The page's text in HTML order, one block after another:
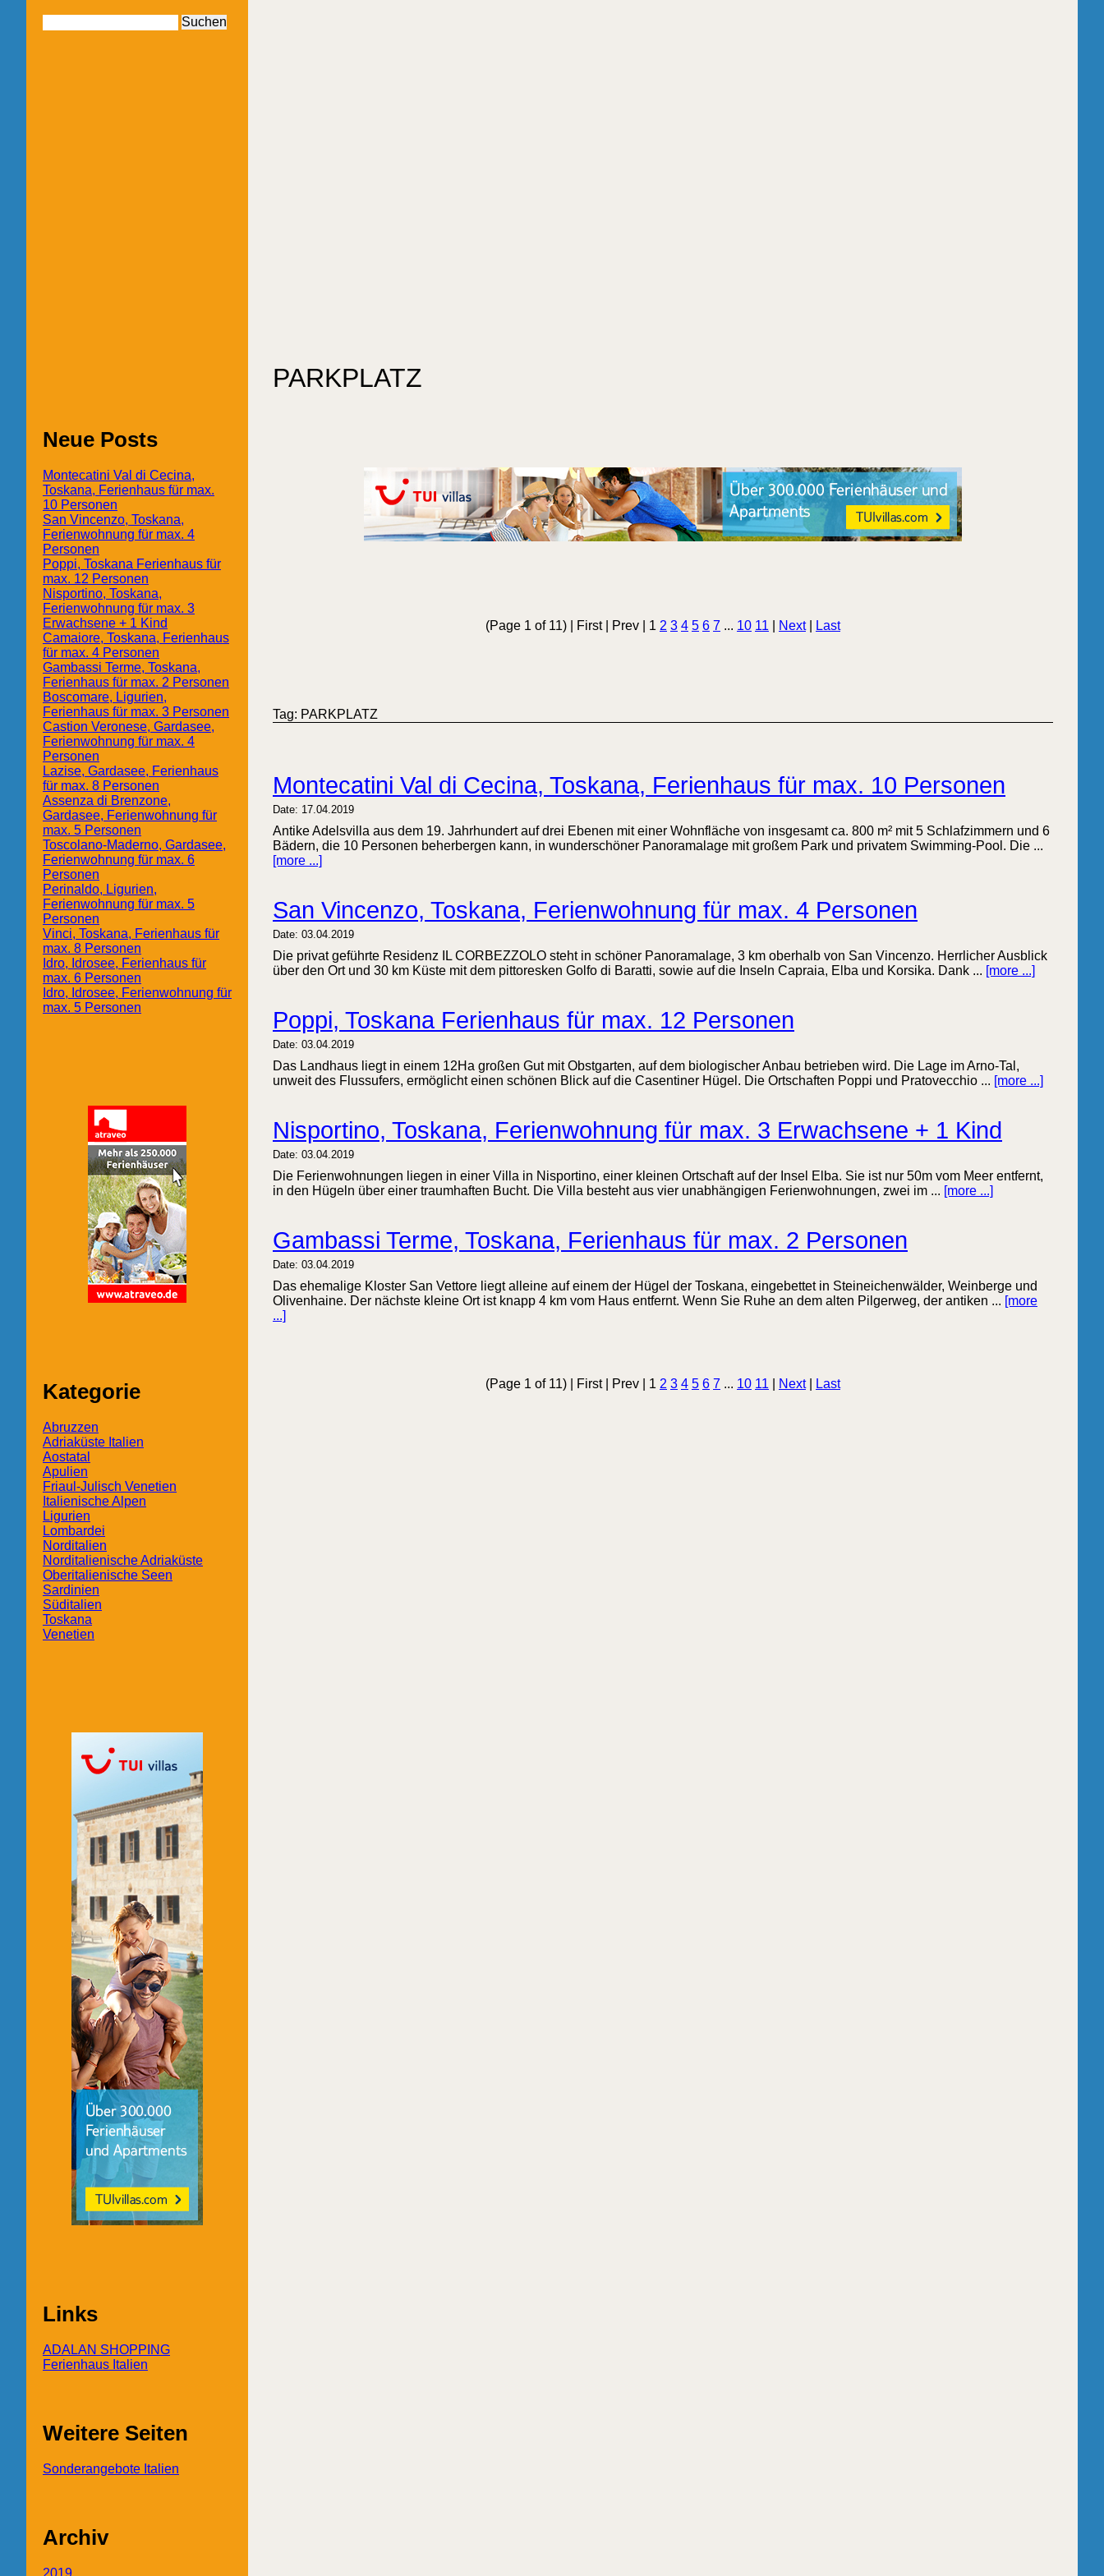
PARKPLATZ
(Page 1 of 11) | First | Prev | 1 2 3 4 5 6 7 ... 10 11 Next| Last
Tag: PARKPLATZ
Montecatini Val di Cecina, Toskana, Ferienhaus für max. 10 Personen
Date: 17.04.2019
Antike Adelsvilla aus dem 19. Jahrhundert auf drei Ebenen mit einer Wohnfläche von insgesamt ca. 800 m² mit 5 Schlafzimmern und 6
Bädern, die 10 Personen beherbergen kann, in wunderschöner Panoramalage mit großem Park und privatem Swimming-Pool. Die ...
[more ...]
San Vincenzo, Toskana, Ferienwohnung für max. 4 Personen
Date: 03.04.2019
Die privat geführte Residenz IL CORBEZZOLO steht in schöner Panoramalage, 3 km oberhalb von San Vincenzo. Herrlicher Ausblick
über den Ort und 30 km Küste mit dem pittoresken Golfo di Baratti, sowie auf die Inseln Capraia, Elba und Korsika. Dank ... [more ...]
Poppi, Toskana Ferienhaus für max. 12 Personen
Date: 03.04.2019
Das Landhaus liegt in einem 12Ha großen Gut mit Obstgarten, auf dem biologischer Anbau betrieben wird. Die Lage im Arno-Tal,
unweit des Flussufers, ermöglicht einen schönen Blick auf die Casentiner Hügel. Die Ortschaften Poppi und Pratovecchio ... [more ...]
Nisportino, Toskana, Ferienwohnung für max. 3 Erwachsene + 1 Kind
Date: 03.04.2019
Die Ferienwohnungen liegen in einer Villa in Nisportino, einer kleinen Ortschaft auf der Insel Elba. Sie ist nur 50m vom Meer entfernt,
in den Hügeln über einer traumhaften Bucht. Die Villa besteht aus vier unabhängigen Ferienwohnungen, zwei im ... [more ...]
Gambassi Terme, Toskana, Ferienhaus für max. 2 Personen
Date: 03.04.2019
Das ehemalige Kloster San Vettore liegt alleine auf einem der Hügel der Toskana, eingebettet in Steineichenwälder, Weinberge und
Olivenhaine. Der nächste kleine Ort ist knapp 4 km vom Haus entfernt. Wenn Sie Ruhe an dem alten Pilgerweg, der antiken ... [more
...]
(Page 1 of 11) | First | Prev | 1 2 3 4 5 6 7 ... 10 11 Next| Last
Neue Posts
Montecatini Val di Cecina,
Toskana, Ferienhaus für max.
10 Personen
San Vincenzo, Toskana,
Ferienwohnung für max. 4
Personen
Poppi, Toskana Ferienhaus für
max. 12 Personen
Nisportino, Toskana,
Ferienwohnung für max. 3
Erwachsene + 1 Kind
Camaiore, Toskana, Ferienhaus
für max. 4 Personen
Gambassi Terme, Toskana,
Ferienhaus für max. 2 Personen
Boscomare, Ligurien,
Ferienhaus für max. 3 Personen
Castion Veronese, Gardasee,
Ferienwohnung für max. 4
Personen
Lazise, Gardasee, Ferienhaus
für max. 8 Personen
Assenza di Brenzone,
Gardasee, Ferienwohnung für
max. 5 Personen
Toscolano-Maderno, Gardasee,
Ferienwohnung für max. 6
Personen
Perinaldo, Ligurien,
Ferienwohnung für max. 5
Personen
Vinci, Toskana, Ferienhaus für
max. 8 Personen
Idro, Idrosee, Ferienhaus für
max. 6 Personen
Idro, Idrosee, Ferienwohnung für
max. 5 Personen
Kategorie
Abruzzen
Adriaküste Italien
Aostatal
Apulien
Friaul-Julisch Venetien
Italienische Alpen
Ligurien
Lombardei
Norditalien
Norditalienische Adriaküste
Oberitalienische Seen
Sardinien
Süditalien
Toskana
Venetien
Links
ADALAN SHOPPING
Ferienhaus Italien
Weitere Seiten
Sonderangebote Italien
Archiv
2019